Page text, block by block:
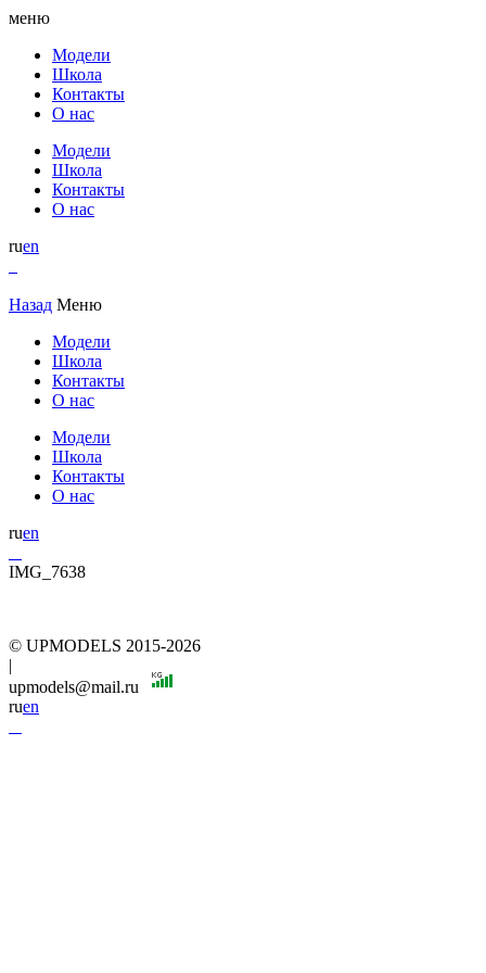
меню
Модели
Школа
Контакты
О нас
Модели
Школа
Контакты
О нас
ruen
Назад Меню
Модели
Школа
Контакты
О нас
Модели
Школа
Контакты
О нас
ruen
IMG_7638
© UPMODELS 2015-2026
|
upmodels@mail.ru
ruen